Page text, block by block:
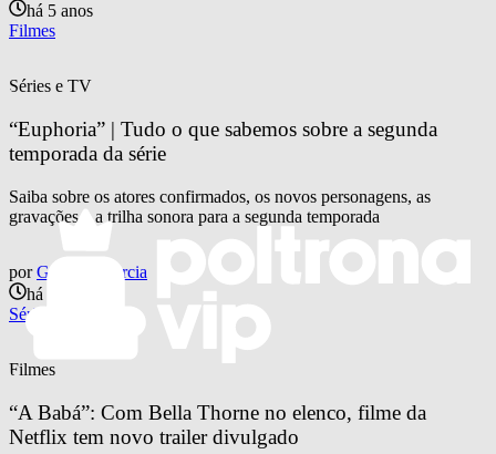
há 5 anos
Filmes
Séries e TV
“Euphoria” | Tudo o que sabemos sobre a segunda
temporada da série
Saiba sobre os atores confirmados, os novos personagens, as
gravações e a trilha sonora para a segunda temporada
por Giovana Garcia
há 5 anos
Séries e TV
Filmes
“A Babá”: Com Bella Thorne no elenco, filme da
Netflix tem novo trailer divulgado